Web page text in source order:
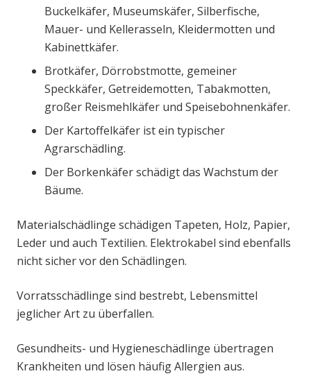
Buckelkäfer, Museumskäfer, Silberfische,
Mauer- und Kellerasseln, Kleidermotten und
Kabinettkäfer.
Brotkäfer, Dörrobstmotte, gemeiner
Speckkäfer, Getreidemotten, Tabakmotten,
großer Reismehlkäfer und Speisebohnenkäfer.
Der Kartoffelkäfer ist ein typischer
Agrarschädling.
Der Borkenkäfer schädigt das Wachstum der
Bäume.
Materialschädlinge schädigen Tapeten, Holz, Papier,
Leder und auch Textilien. Elektrokabel sind ebenfalls
nicht sicher vor den Schädlingen.
Vorratsschädlinge sind bestrebt, Lebensmittel
jeglicher Art zu überfallen.
Gesundheits- und Hygieneschädlinge übertragen
Krankheiten und lösen häufig Allergien aus.